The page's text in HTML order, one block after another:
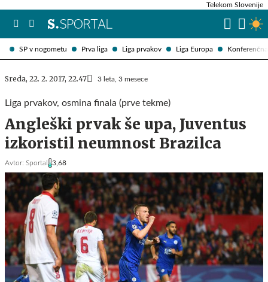
SP v nogometu Prva liga Liga prvakov Liga Europa
Telekom Slovenije
Sreda, 22. 2. 2017, 22.47 3 leta, 3 mesece
Liga prvakov, osmina finala (prve tekme)
Angleški prvak še upa, Juventus
izkoristil neumnost Brazilca
Avtor: Sportal 3,68